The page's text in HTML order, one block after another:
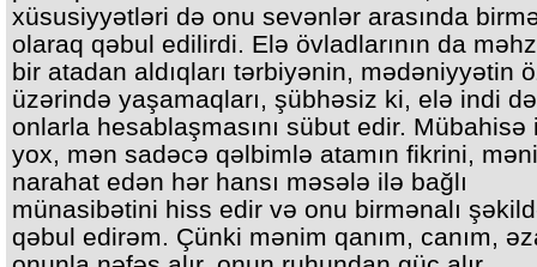
xüsusiyyətləri də onu sevənlər arasında
olaraq qəbul edilirdi. Elə övladlarının da
bir atadan aldıqları tərbiyənin, mədəniyyətin
üzərində yaşamaqları, şübhəsiz ki, elə indi də
onlarla hesablaşmasını sübut edir. Mübahisə
yox, mən sadəcə qəlbimlə atamın fikrini, məni
narahat edən hər hansı məsələ ilə bağlı
münasibətini hiss edir və onu birmənalı
qəbul edirəm. Çünki mənim qanım, canım,